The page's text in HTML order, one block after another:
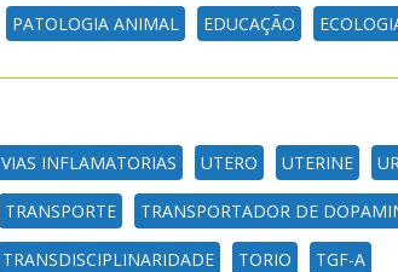
PATOLOGIA ANIMAL EDUCAÇÃO
VIAS INFLAMATORIAS UTERO UTERINE
TRANSPORTE TRANSPORTADOR DE
TRANSDISCIPLINARIDADE TORIO TGF-A